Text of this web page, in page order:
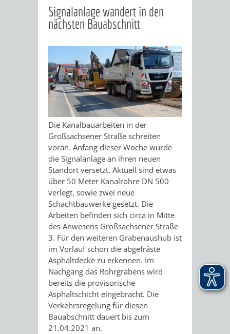
Signalanlage wandert in den
nächsten Bauabschnitt
Die Kanalbauarbeiten in der
Großsachsener Straße schreiten
voran. Anfang dieser Woche wurde
die Signalanlage an ihren neuen
Standort versetzt. Aktuell sind etwas
über 50 Meter Kanalrohre DN 500
verlegt, sowie zwei neue
Schachtbauwerke gesetzt. Die
Arbeiten befinden sich circa in Mitte
des Anwesens Großsachsener Straße
3. Für den weiteren Grabenaushub ist
im Vorlauf schon die abgefräste
Asphaltdecke zu erkennen. Im
Nachgang das Rohrgrabens wird
bereits die provisorische
Asphaltschicht eingebracht. Die
Verkehrsregelung für diesen
Bauabschnitt dauert bis zum
21.04.2021 an.